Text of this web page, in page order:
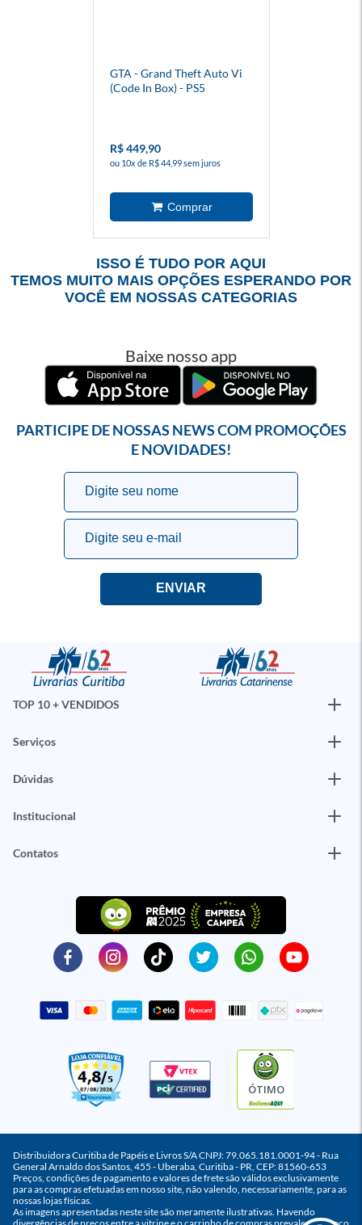
GTA - Grand Theft Auto Vi
(Code In Box) - PS5
R$ 449,90
ou 10x de R$ 44,99 sem juros
ISSO É TUDO POR AQUI
TEMOS MUITO MAIS OPÇÕES ESPERANDO POR
VOCÊ EM NOSSAS CATEGORIAS
Baixe nosso app
PARTICIPE DE NOSSAS NEWS COM PROMOÇÕES
E NOVIDADES!
TOP 10 + VENDIDOS
Serviços
Dúvidas
Institucional
Contatos
ÓTIMO
Distribuidora Curitiba de Papéis e Livros S/A CNPJ: 79.065.181.0001-94 - Rua
General Arnaldo dos Santos, 455 - Uberaba, Curitiba - PR, CEP: 81560-653
Preços, condições de pagamento e valores de frete são válidos exclusivamente
para as compras efetuadas em nosso site, não valendo, necessariamente, para as
nossas lojas físicas.
As imagens apresentadas neste site são meramente ilustrativas. Havendo